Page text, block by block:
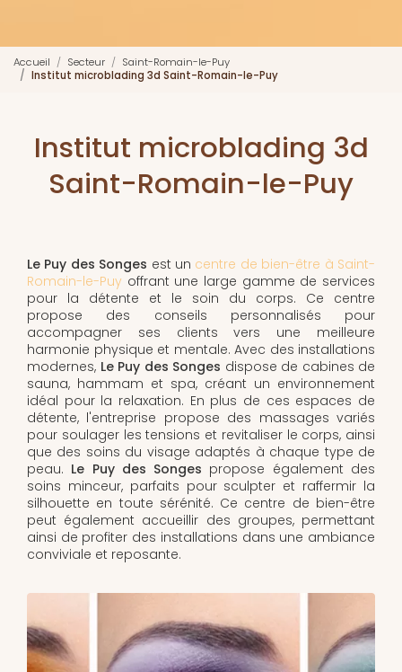
Accueil Secteur
Saint-Romain-le-Puy
Institut microblading 3d Saint-Romain-le-Puy
Institut microblading 3d
Saint-Romain-le-Puy
Le Puy des Songes est un centre de bien-être à Saint-
Romain-le-Puy offrant une large gamme de services
pour la détente et le soin du corps. Ce centre
propose des conseils personnalisés pour
accompagner ses clients vers une meilleure
harmonie physique et mentale. Avec des installations
modernes, Le Puy des Songes dispose de cabines de
sauna, hammam et spa, créant un environnement
idéal pour la relaxation. En plus de ces espaces de
détente, l'entreprise propose des massages variés
pour soulager les tensions et revitaliser le corps, ainsi
que des soins du visage adaptés à chaque type de
peau. Le Puy des Songes propose également des
soins minceur, parfaits pour sculpter et raffermir la
silhouette en toute sérénité. Ce centre de bien-être
peut également accueillir des groupes, permettant
ainsi de profiter des installations dans une ambiance
conviviale et reposante.